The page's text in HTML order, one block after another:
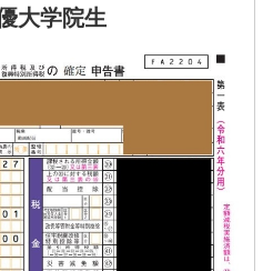
大学院生